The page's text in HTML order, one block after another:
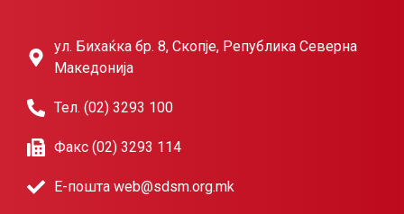
ул. Бихаќка бр. 8, Скопје, Република Северна
Македонија
Тел. (02) 3293 100
Факс (02) 3293 114
Е-пошта web@sdsm.org.mk